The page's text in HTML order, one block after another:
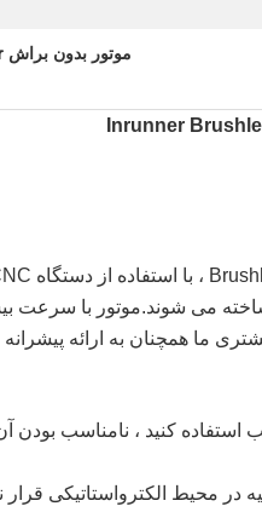
موتور بدون براش Inrunner بدون موتور
ساخته می شوند.موتور با سرعت
ما همچنان به ارائه پیشرانه
استفاده كنید ، نامناسب
را بیش از 60 ثانیه در محیط